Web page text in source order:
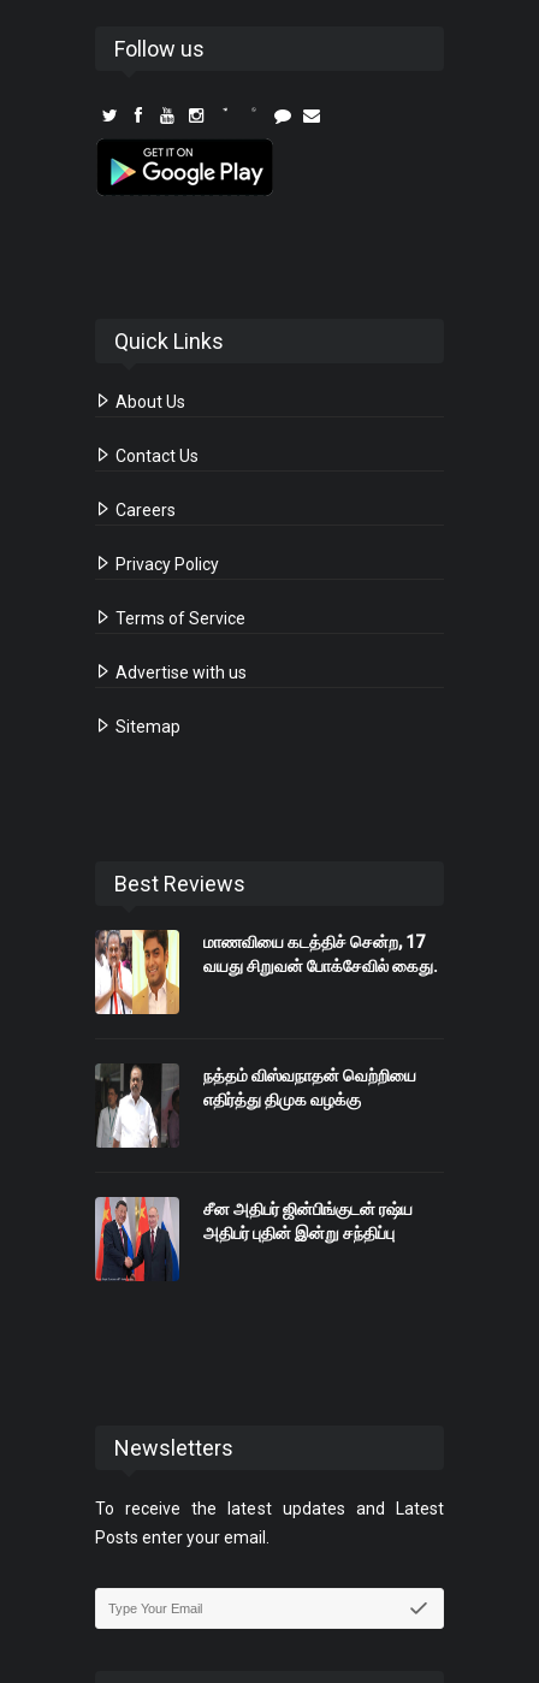
Follow us
Quick Links
About Us
Contact Us
Careers
Privacy Policy
Terms of Service
Advertise with us
Sitemap
Best Reviews
மாணவியை கடத்திச் சென்ற, 17
வயது சிறுவன் போக்சேவில் கைது.
நத்தம் விஸ்வநாதன் வெற்றியை
எதிர்த்து திமுக வழக்கு
சீன அதிபர் ஜின்பிங்குடன் ரஷ்ய
அதிபர் புதின் இன்று சந்திப்பு
Newsletters
To receive the latest updates and Latest
Posts enter your email.